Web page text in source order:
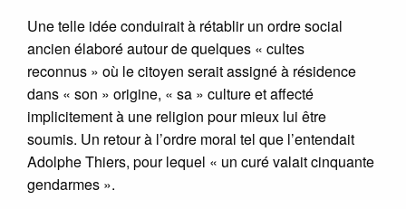
Une telle idée conduirait à rétablir un ordre social
ancien élaboré autour de quelques « cultes
reconnus » où le citoyen serait assigné à résidence
dans « son » origine, « sa » culture et affecté
implicitement à une religion pour mieux lui être
soumis. Un retour à l’ordre moral tel que l’entendait
Adolphe Thiers, pour lequel « un curé valait cinquante
gendarmes ».